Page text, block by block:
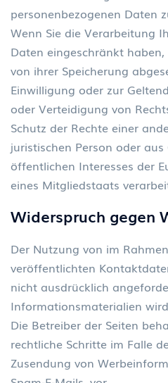
personenbezogenen Daten
Wenn Sie die Verarbeitung
Daten eingeschränkt
von ihrer Speicherung
Einwilligung oder zur
oder Verteidigung von
Schutz der Rechte einer
juristischen Person oder
öffentlichen Interesses der
eines Mitgliedstaats
Widerspruch gegen
Der Nutzung von im
veröffentlichten
nicht ausdrücklich
Informationsmaterialien
Die Betreiber der Seiten
rechtliche Schritte im Falle
Zusendung von